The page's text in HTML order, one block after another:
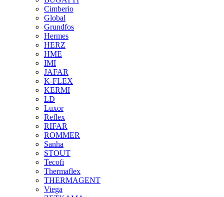
Cimberio
Global
Grundfos
Hermes
HERZ
HME
IMI
JAFAR
K-FLEX
KERMI
LD
Luxor
Reflex
RIFAR
ROMMER
Sanha
STOUT
Tecofi
Thermaflex
THERMAGENT
Viega